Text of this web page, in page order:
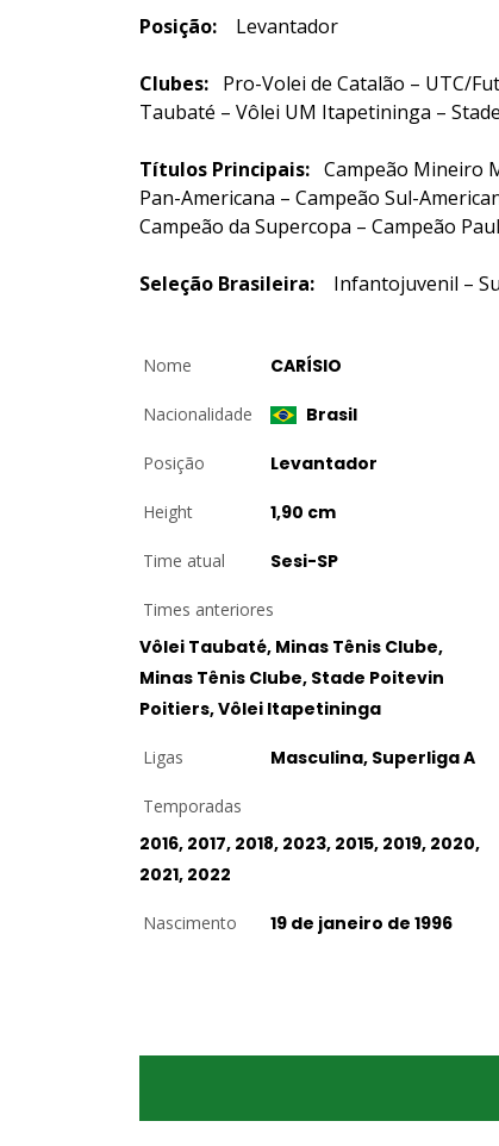
Posição: Levantador
Clubes: Pro-Volei de Catalão – UTC/
Taubaté – Vôlei UM Itapetininga –
Títulos Principais: Campeão Mineiro
Pan-Americana – Campeão Sul-
Campeão da Supercopa – Campeão
Seleção Brasileira: Infantojuvenil –
Nome CARÍSIO
Nacionalidade Brasil
Posição Levantador
Height 1,90 cm
Time atual Sesi-SP
Times anteriores
Vôlei Taubaté, Minas Tênis Clube,
Minas Tênis Clube, Stade Poitevin
Poitiers, Vôlei Itapetininga
Ligas Masculina, Superliga A
Temporadas
2016, 2017, 2018, 2023, 2015, 2019, 2020,
2021, 2022
Nascimento 19 de janeiro de 1996
Levantador